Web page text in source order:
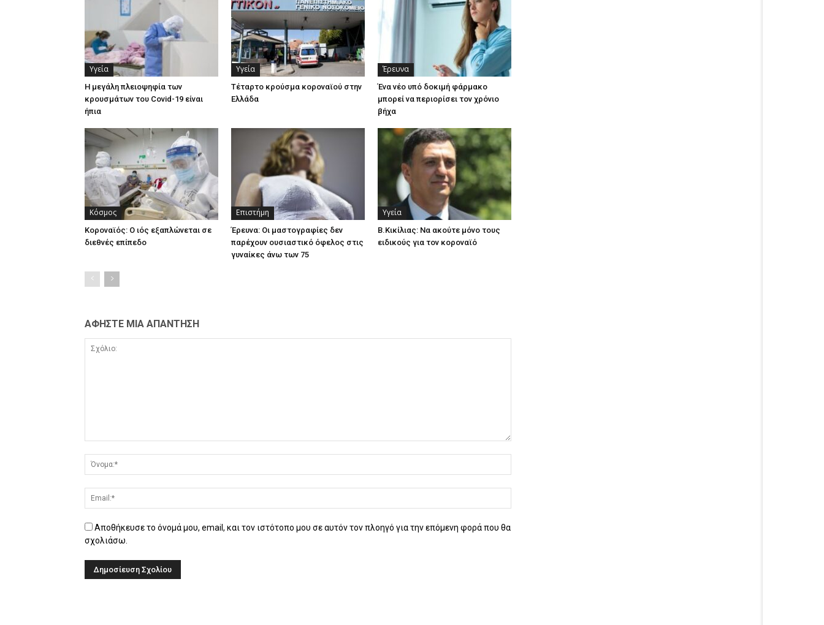
Υγεία
Η μεγάλη πλειοψηφία των
κρουσμάτων του Covid-19 είναι
ήπια
Υγεία
Τέταρτο κρούσμα κοροναϊού στην
Ελλάδα
Έρευνα
Ένα νέο υπό δοκιμή φάρμακο
μπορεί να περιορίσει τον χρόνιο
βήχα
Κόσμος
Κοροναϊός: Ο ιός εξαπλώνεται σε
διεθνές επίπεδο
Επιστήμη
Έρευνα: Οι μαστογραφίες δεν
παρέχουν ουσιαστικό όφελος στις
γυναίκες άνω των 75
Υγεία
Β.Κικίλιας: Να ακούτε μόνο τους
ειδικούς για τον κοροναϊό
ΑΦΗΣΤΕ ΜΙΑ ΑΠΑΝΤΗΣΗ
Αποθήκευσε το όνομά μου, email, και τον ιστότοπο μου σε αυτόν τον πλοηγό για την επόμενη φορά που θα
σχολιάσω.